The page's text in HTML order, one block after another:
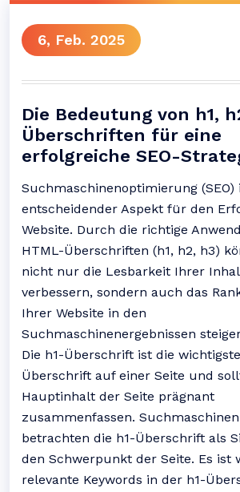
6, Feb. 2025
Die Bedeutung von h1,
Überschriften für eine
erfolgreiche SEO-
Suchmaschinenoptimierung (SEO)
entscheidender Aspekt für den
Website. Durch die richtige
HTML-Überschriften (h1, h2, h3)
nicht nur die Lesbarkeit Ihrer
verbessern, sondern auch das
Ihrer Website in den
Suchmaschinenergebnissen
Die h1-Überschrift ist die wichtigste
Überschrift auf einer Seite und
Hauptinhalt der Seite prägnant
zusammenfassen. Suchmaschinen
betrachten die h1-Überschrift als
den Schwerpunkt der Seite. Es ist
relevante Keywords in der h1-